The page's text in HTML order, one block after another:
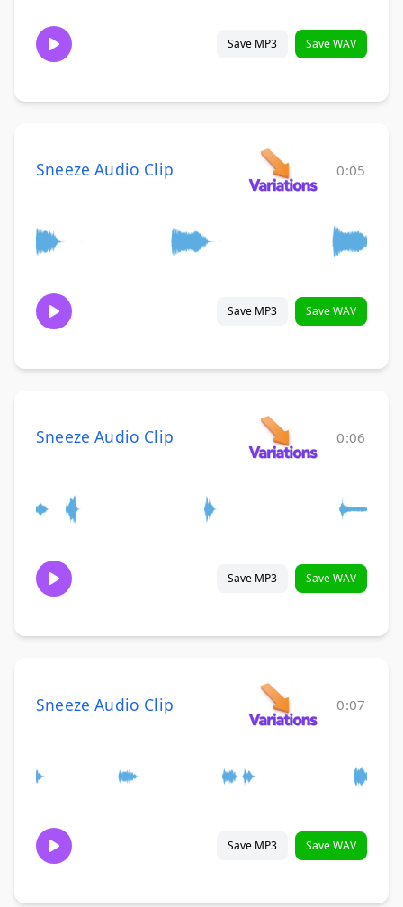
Save MP3 Save WAV
Sneeze Audio Clip 0:05
Save MP3 Save WAV
Sneeze Audio Clip 0:06
Save MP3 Save WAV
Sneeze Audio Clip 0:07
Save MP3 Save WAV